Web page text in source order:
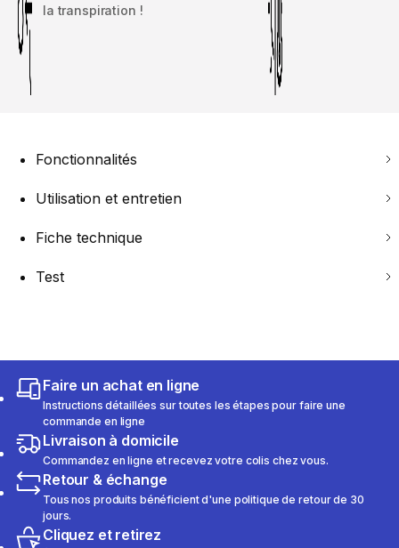
la transpiration !
Fonctionnalités
Utilisation et entretien
Fiche technique
Test
Faire un achat en ligne
Instructions détaillées sur toutes les étapes pour faire une
commande en ligne
Livraison à domicile
Commandez en ligne et recevez votre colis chez vous.
Retour & échange
Tous nos produits bénéficient d'une politique de retour de 30
jours.
Cliquez et retirez